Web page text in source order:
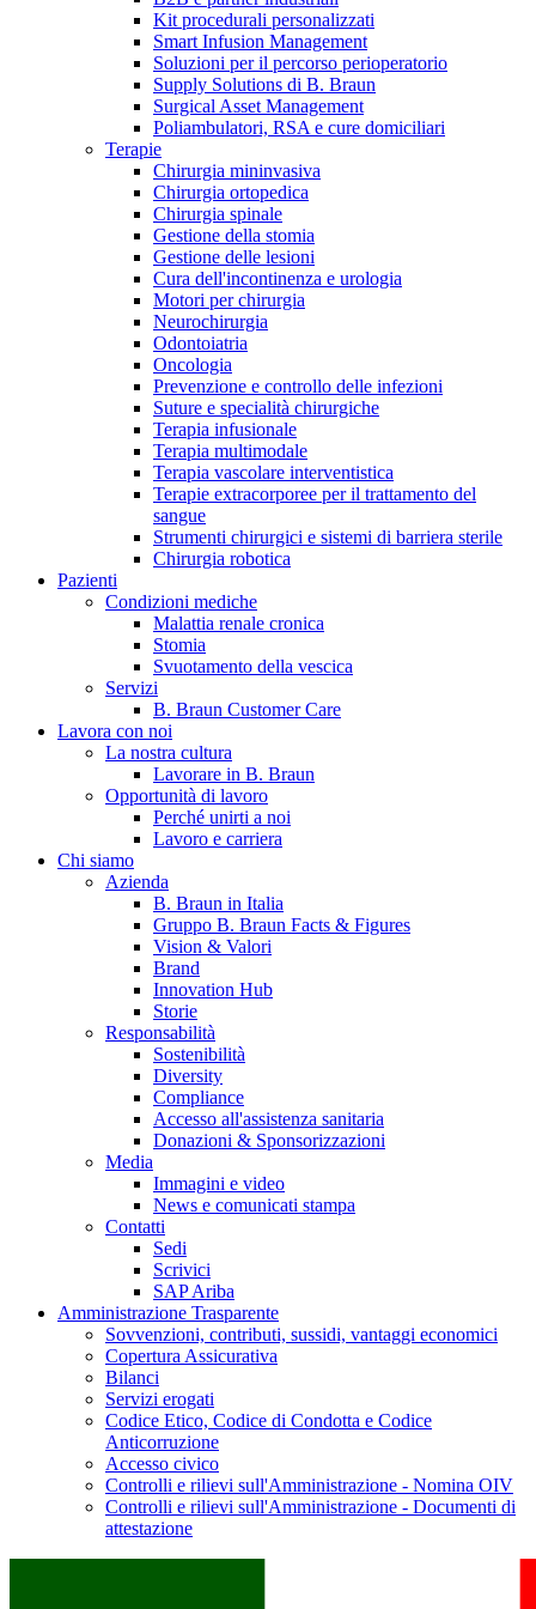
Catalogo prodotti
Trova il prodotto che stai cercando. Visita il catalogo B.
Braun con il nostro portfolio completo.
Hai domande o richieste? Scrivici per entrare subito in
contatto con un nostro referente.
B. Braun in Italia
Scopri chi siamo ed entra nel mondo di B. Braun in Italia: 4
sedi, 4 aziende, più di 700 dipendenti e un Centro di
Eccellenza a livello globale.
Kit procedurali personalizzati
Smart Infusion Management
Soluzioni per il percorso perioperatorio
Supply Solutions di B. Braun
Surgical Asset Management
Poliambulatori, RSA e cure domiciliari
Terapie
Chirurgia mininvasiva
Chirurgia ortopedica
Chirurgia spinale
Gestione della stomia
Gestione delle lesioni
Cura dell'incontinenza e urologia
Motori per chirurgia
Neurochirurgia
Odontoiatria
Oncologia
Prevenzione e controllo delle infezioni
Suture e specialità chirurgiche
Terapia infusionale
Terapia multimodale
Terapia vascolare interventistica
Terapie extracorporee per il trattamento del
sangue
Strumenti chirurgici e sistemi di barriera sterile
Chirurgia robotica
Pazienti
Condizioni mediche
Malattia renale cronica
Stomia
Svuotamento della vescica
Servizi
B. Braun Customer Care
Lavora con noi
La nostra cultura
Lavorare in B. Braun
Opportunità di lavoro
Perché unirti a noi
Lavoro e carriera
Chi siamo
Azienda
B. Braun in Italia
Gruppo B. Braun Facts & Figures
Vision & Valori
Brand
Innovation Hub
Storie
Responsabilità
Sostenibilità
Diversity
Compliance
Accesso all'assistenza sanitaria
Donazioni & Sponsorizzazioni
Media
Immagini e video
News e comunicati stampa
Contatti
Sedi
Scrivici
SAP Ariba
Amministrazione Trasparente
Sovvenzioni, contributi, sussidi, vantaggi economici
Copertura Assicurativa
Bilanci
Servizi erogati
Codice Etico, Codice di Condotta e Codice
Anticorruzione
Accesso civico
Controlli e rilievi sull'Amministrazione - Nomina OIV
Controlli e rilievi sull'Amministrazione - Documenti di
attestazione